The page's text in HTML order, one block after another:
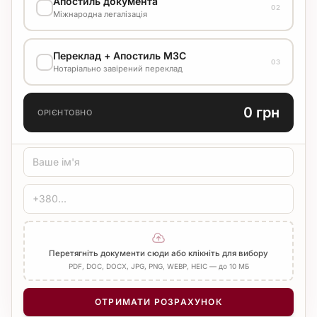
Стандарт 1500 грн
Міжнародна легалізація
02
ВАРІАНТ ВИКОНАННЯ
Уточнюйте вартість у менеджера
Переклад + Апостиль МЗС
Нотаріально завірений переклад
03
ТИП ПЕРЕКЛАДУ
ЗАСВІДЧЕННЯ
Печатка бюро Нотаріус
Додати Апостиль
КІЛЬКІСТЬ СТОРІНОК
ОРІЄНТОВНО 0 грн
Перетягніть документи сюди або клікніть для вибору
PDF, DOC, DOCX, JPG, PNG, WEBP, HEIC — до 10 МБ
ОТРИМАТИ РОЗРАХУНОК